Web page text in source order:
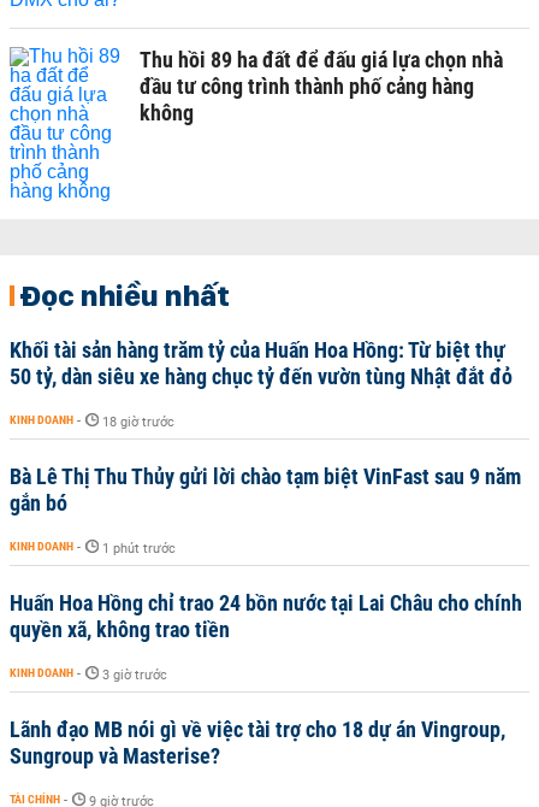
Thu hồi 89 ha đất để đấu giá lựa chọn nhà
đầu tư công trình thành phố cảng hàng
không
Đọc nhiều nhất
Khối tài sản hàng trăm tỷ của Huấn Hoa Hồng: Từ biệt thự
50 tỷ, dàn siêu xe hàng chục tỷ đến vườn tùng Nhật đắt đỏ
KINH DOANH - 18 giờ trước
Bà Lê Thị Thu Thủy gửi lời chào tạm biệt VinFast sau 9 năm
gắn bó
KINH DOANH - 1 phút trước
Huấn Hoa Hồng chỉ trao 24 bồn nước tại Lai Châu cho chính
quyền xã, không trao tiền
KINH DOANH - 3 giờ trước
Lãnh đạo MB nói gì về việc tài trợ cho 18 dự án Vingroup,
Sungroup và Masterise?
TÀI CHÍNH - 9 giờ trước